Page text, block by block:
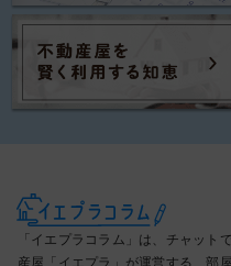
「イエプラコラム」は、チャット
産屋「イエプラ」が運営する、部